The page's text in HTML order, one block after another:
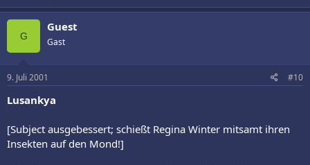
G
Guest
Gast
9. Juli 2001 #10
Lusankya
[Subject ausgebessert; schießt Regina Winter mitsamt ihren
Insekten auf den Mond!]